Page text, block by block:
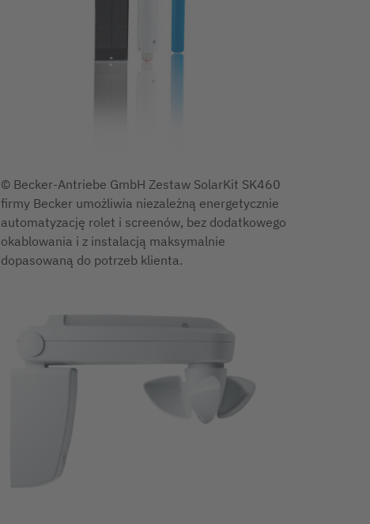
© Becker-Antriebe GmbH Zestaw SolarKit SK460
firmy Becker umożliwia niezależną energetycznie
automatyzację rolet i screenów, bez dodatkowego
okablowania i z instalacją maksymalnie
dopasowaną do potrzeb klienta.